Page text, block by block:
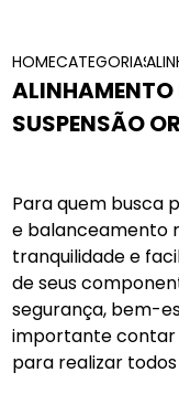
HOMECATEGORIAS
SUSPENSÃO
Para quem busca
e balanceamento
tranquilidade e
de seus
segurança, bem-
importante contar
para realizar